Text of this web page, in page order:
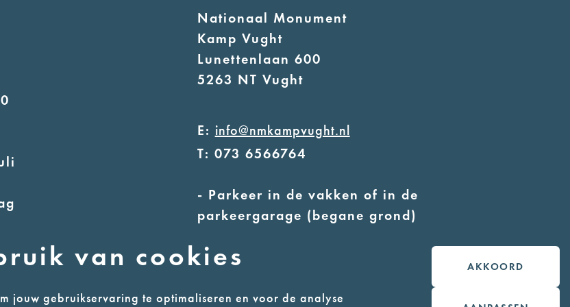
van cookies
jouw gebruikservaring te optimaliseren en voor de analyse
AKKOORD
Nationaal Monument
Kamp Vught
Lunettenlaan 600
5263 NT Vught
E: info@nmkampvught.nl
T: 073 6566764
- Parkeer in de vakken of in de
parkeergarage (begane grond)